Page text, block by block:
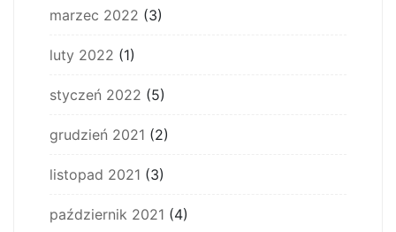
marzec 2022 (3)
luty 2022 (1)
styczeń 2022 (5)
grudzień 2021 (2)
listopad 2021 (3)
październik 2021 (4)